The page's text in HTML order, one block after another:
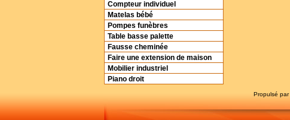
Compteur individuel
Matelas bébé
Pompes funèbres
Table basse palette
Fausse cheminée
Faire une extension de maison
Mobilier industriel
Piano droit
Propulsé par